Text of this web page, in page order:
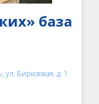
база
ул. Бирюзовая, д. 1